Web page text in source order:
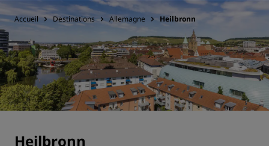
Accueil Destinations Allemagne Heilbronn
Heilbronn